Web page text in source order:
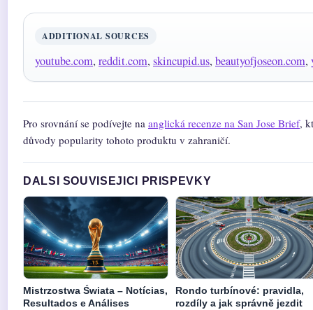
ADDITIONAL SOURCES
youtube.com, reddit.com, skincupid.us, beautyofjoseon.com,
Pro srovnání se podívejte na anglická recenze na San Jose Brief,
důvody popularity tohoto produktu v zahraničí.
DALSI SOUVISEJICI PRISPEVKY
Mistrzostwa Świata – Notícias,
Resultados e Análises
Rondo turbínové: pravidla,
rozdíly a jak správně jezdit